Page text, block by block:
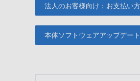
法人のお客様向け：お支払い
本体ソフトウェアアップデー